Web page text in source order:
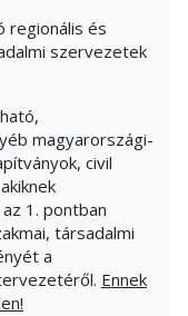
regionális és
szervezetek
magyarországi-
civil
1. pontban
társadalmi
a
Ennek